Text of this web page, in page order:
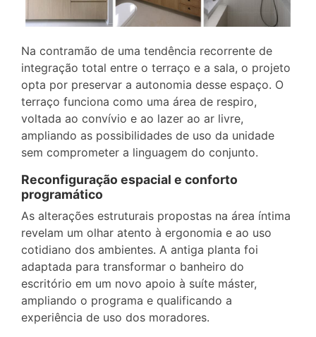
Na contramão de uma tendência recorrente de
integração total entre o terraço e a sala, o projeto
opta por preservar a autonomia desse espaço. O
terraço funciona como uma área de respiro,
voltada ao convívio e ao lazer ao ar livre,
ampliando as possibilidades de uso da unidade
sem comprometer a linguagem do conjunto.
Reconfiguração espacial e conforto
programático
As alterações estruturais propostas na área íntima
revelam um olhar atento à ergonomia e ao uso
cotidiano dos ambientes. A antiga planta foi
adaptada para transformar o banheiro do
escritório em um novo apoio à suíte máster,
ampliando o programa e qualificando a
experiência de uso dos moradores.